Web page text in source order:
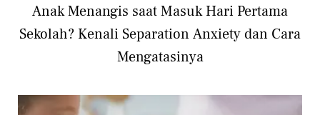
Anak Menangis saat Masuk Hari Pertama
Sekolah? Kenali Separation Anxiety dan Cara
Mengatasinya